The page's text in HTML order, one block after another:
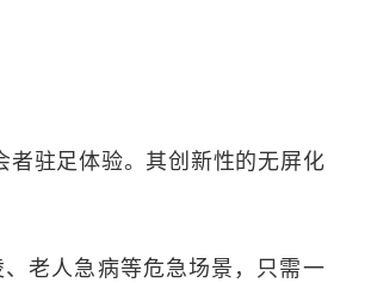
者驻足体验。其创新性的无屏化
老人急病等危急场景，只需一